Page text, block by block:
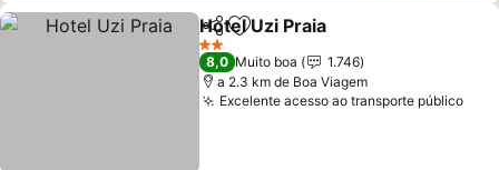
PartilharAdicionar aos favoritos
Hotel Uzi Praia
2 Estrelas
8,0 Muito boa
1.746
a 2.3 km de Boa Viagem
Excelente acesso ao transporte públicoVer